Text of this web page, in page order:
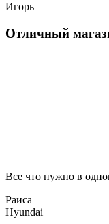
Игорь
Отличный
Все что нужно в
Раиса
Hyundai